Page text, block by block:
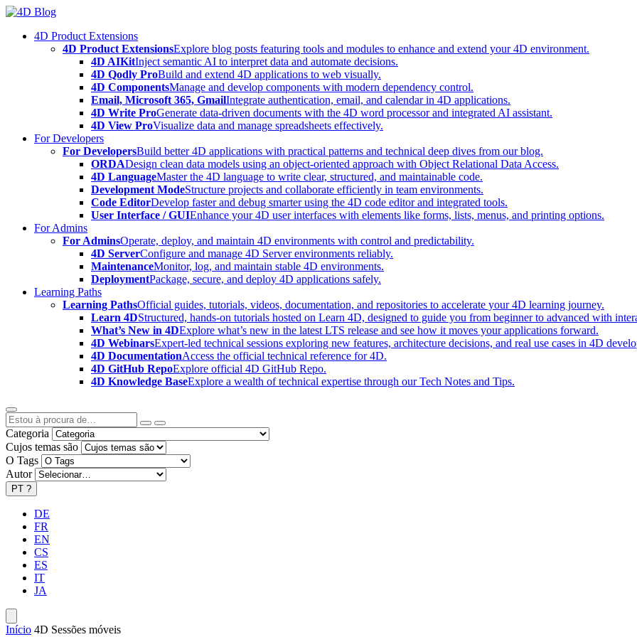
Skip
content4D Product Extensions
4D Product ExtensionsExplore blog posts featuring tools and modules to enhance and extend your 4D environment.
4D AIKitInject semantic AI to interpret data and automate decisions.
4D Qodly ProBuild and extend 4D applications to web visually.
4D ComponentsManage and develop components with modern dependency control.
Email, Microsoft 365, GmailIntegrate authentication, email, and calendar in 4D applications.
4D Write ProGenerate data-driven documents with the 4D word processor and integrated AI assistant.
4D View ProVisualize data and manage spreadsheets effectively.
For Developers
For DevelopersBuild better 4D applications with practical patterns and technical deep dives from our blog.
ORDADesign clean data models using an object-oriented approach with Object Relational Data Access.
4D LanguageMaster the 4D language to write clear, structured, and maintainable code.
Development ModeStructure projects and collaborate efficiently in team environments.
Code EditorDevelop faster and debug smarter using the 4D code editor and integrated tools.
User Interface / GUIEnhance your 4D user interfaces with elements like forms, lists, menus, and printing options.
For Admins
For AdminsOperate, deploy, and maintain 4D environments with control and predictability.
4D ServerConfigure and manage 4D Server environments reliably.
MaintenanceMonitor, log, and maintain stable 4D environments.
DeploymentPackage, secure, and deploy 4D applications safely.
Learning Paths
Learning PathsOfficial guides, tutorials, videos, documentation, and repositories to accelerate your 4D learning journey.
Learn 4DStructured, hands-on tutorials hosted on Learn 4D, designed to guide you from beginner to advanced with
What’s New in 4DExplore what’s new in the latest LTS release and see how it moves your applications forward.
4D WebinarsExpert-led technical sessions exploring new features, architecture decisions, and real use cases in 4D
4D DocumentationAccess the official technical reference for 4D.
4D GitHub RepoExplore official 4D GitHub Repo.
4D Knowledge BaseExplore a wealth of technical expertise through our Tech Notes and Tips.
Categoria
Cujos temas são
O Tags
Autor
PT ?
DE
FR
EN
CS
ES
IT
JA
Início 4D Sessões móveis